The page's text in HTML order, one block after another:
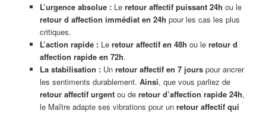
L’urgence absolue :Le retour affectif puissant 24h ou le
retour d affection immédiat en 24h pour les cas les plus
critiques.
L’action rapide :Le retour affectif en 48h ou le retour d
affection rapide en 72h.
La stabilisation :Un retour affectif en 7 jourspour ancrer
les sentiments durablement. Ainsi, que vous parliez de
retour affectif urgentou de retour d’affection rapide 24h,
le Maître adapte ses vibrations pour un retour affectif qui